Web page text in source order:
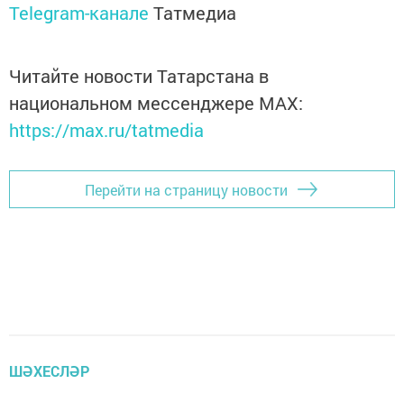
Telegram-канале Татмедиа
Читайте новости Татарстана в
национальном мессенджере MАХ:
https://max.ru/tatmedia
Перейти на страницу новости
ШӘХЕСЛӘР